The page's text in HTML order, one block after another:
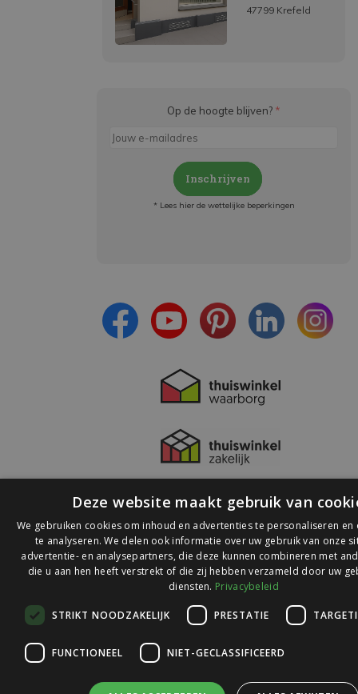
47799 Krefeld
Op de hoogte blijven? *
Inschrijven
* Lees hier de wettelijke beperkingen
© 2026 Ledlichtdiscounter.nl
op
Webwinkelkeur
Deze website maakt gebruik van
We gebruiken cookies om inhoud en advertenties te personaliseren en
te analyseren. We delen ook informatie over uw gebruik van onze
advertentie- en analysepartners, die deze kunnen combineren met
die u aan hen heeft verstrekt of die zij hebben verzameld door uw
diensten. Privacybeleid
STRIKT NOODZAKELIJK PRESTATIE
FUNCTIONEEL NIET-GECLASSIFICEERD